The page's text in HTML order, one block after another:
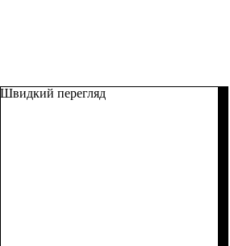
Швидкий перегляд